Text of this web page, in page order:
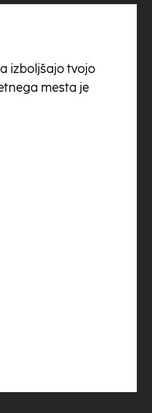
izboljšajo tvojo
mesta je